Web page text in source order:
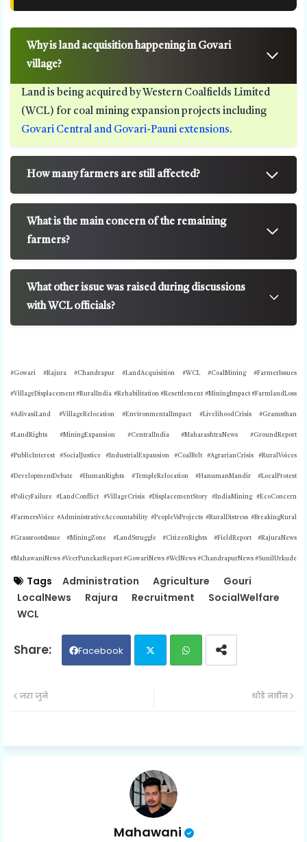
Why is land acquisition happening in Govari
village?
Land is being acquired by Western Coalfields Limited
(WCL) for coal mining expansion projects including
Govari Central and Govari-Pauni extensions.
How many farmers are still affected?
What is the main concern of the remaining
farmers?
What other issue was raised during discussions
with WCL officials?
#Gowari #Rajura #Chandrapur #LandAcquisition #WCL #CoalMining #FarmerIssues
#VillageDisplacement #RuralIndia #Rehabilitation #Resettlement #MiningImpact #FarmlandLoss
#AdivasiLand #VillageRelocation #EnvironmentalImpact #LivelihoodCrisis #Gramsthan
#LandRights #MiningExpansion #CentralIndia #MaharashtraNews #GroundReport
#PublicInterest #SocialJustice #IndustrialExpansion #CoalBelt #AgrarianCrisis #RuralVoices
#DevelopmentDebate #HumanRights #TempleRelocation #HanumanMandir #LocalProtest
#PolicyFailure #LandConflict #VillageCrisis #DisplacementStory #IndiaMining #EcoConcern
#FarmersVoice #AdministrativeAccountability #PeopleVsProjects #RuralDistress #BreakingRural
#GrassrootsIssue #MiningZone #LandStruggle #CitizenRights #FieldReport #RajuraNews
#MahawaniNews #VeerPunekarReport #GowariNews #WclNews #ChandrapurNews #SunilUrkude
Tags Administration Agriculture
Gouri
LocalNews
Rajura Recruitment
SocialWelfare
WCL
Facebook
ap
थोडे नवीन
जरा जुने
Mahawani